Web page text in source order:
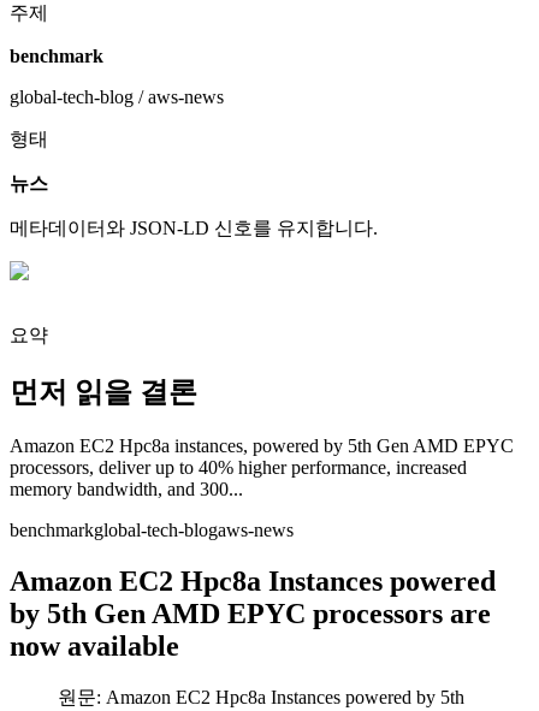
주제
benchmark
global-tech-blog / aws-news
형태
뉴스
메타데이터와 JSON-LD 신호를 유지합니다.
요약
먼저 읽을 결론
Amazon EC2 Hpc8a instances, powered by 5th Gen AMD EPYC
processors, deliver up to 40% higher performance, increased
memory bandwidth, and 300...
benchmarkglobal-tech-blogaws-news
Amazon EC2 Hpc8a Instances powered
by 5th Gen AMD EPYC processors are
now available
원문: Amazon EC2 Hpc8a Instances powered by 5th